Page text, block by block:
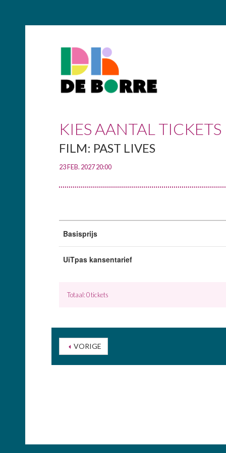
KIES AANTAL TICKETS
FILM: PAST LIVES
23 FEB. 2027 20:00
Basisprijs
UiTpas kansentarief
Totaal: 0 tickets
VORIGE